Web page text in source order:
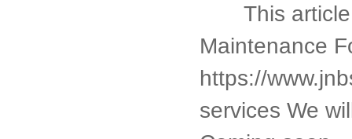
This article
Maintenance
https://
services We